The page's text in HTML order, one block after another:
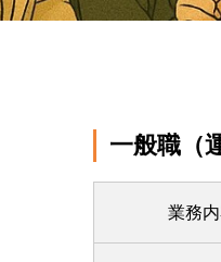
一般職（
業務